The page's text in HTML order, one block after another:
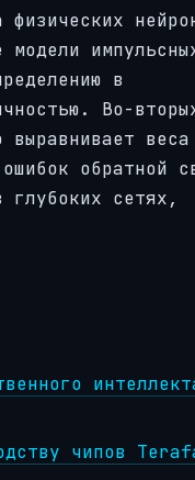
в
Во-
выравнивает веса
обратной
глубоких сетях,
чипов